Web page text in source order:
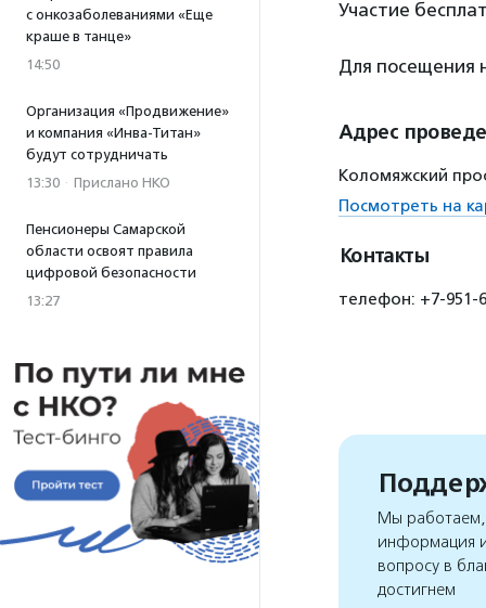
с онкозаболеваниями «Еще
краше в танце»
14:50
Организация «Продвижение»
и компания «Инва-Титан»
будут сотрудничать
13:30 · Прислано НКО
Пенсионеры Самарской
области освоят правила
цифровой безопасности
13:27
Участие
Для посещения
Адрес
Коломяжский
Посмотреть на
Контакты
телефон: +7-951-
Мы работаем,
информация
вопросу в
достигнем